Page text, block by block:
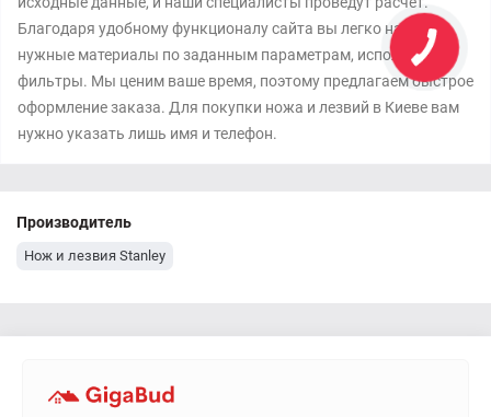
Благодаря удобному функционалу сайта вы легко найдете
нужные материалы по заданным параметрам, используя
фильтры. Мы ценим ваше время, поэтому предлагаем быстрое
оформление заказа. Для покупки ножа и лезвий в Киеве вам
нужно указать лишь имя и телефон.
Производитель
Нож и лезвия Stanley